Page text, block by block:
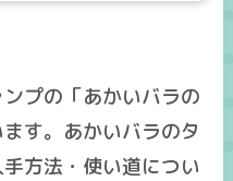
プの「あかいバラの
す。あかいバラのタ
方法・使い道につい